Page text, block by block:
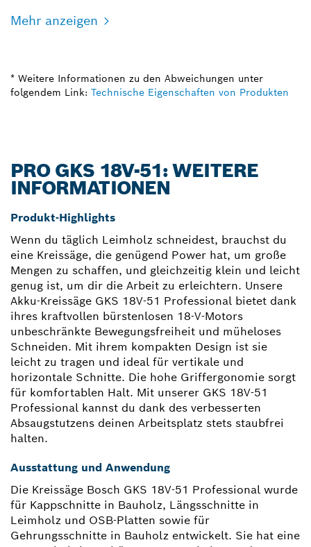
Mehr anzeigen
* Weitere Informationen zu den Abweichungen unter
folgendem Link: Technische Eigenschaften von Produkten
PRO GKS 18V-51: WEITERE
INFORMATIONEN
Produkt-Highlights
Wenn du täglich Leimholz schneidest, brauchst du
eine Kreissäge, die genügend Power hat, um große
Mengen zu schaffen, und gleichzeitig klein und leicht
genug ist, um dir die Arbeit zu erleichtern. Unsere
Akku-Kreissäge GKS 18V-51 Professional bietet dank
ihres kraftvollen bürstenlosen 18-V-Motors
unbeschränkte Bewegungsfreiheit und müheloses
Schneiden. Mit ihrem kompakten Design ist sie
leicht zu tragen und ideal für vertikale und
horizontale Schnitte. Die hohe Griffergonomie sorgt
für komfortablen Halt. Mit unserer GKS 18V-51
Professional kannst du dank des verbesserten
Absaugstutzens deinen Arbeitsplatz stets staubfrei
halten.
Ausstattung und Anwendung
Die Kreissäge Bosch GKS 18V-51 Professional wurde
für Kappschnitte in Bauholz, Längsschnitte in
Leimholz und OSB-Platten sowie für
Gehrungsschnitte in Bauholz entwickelt. Sie hat eine